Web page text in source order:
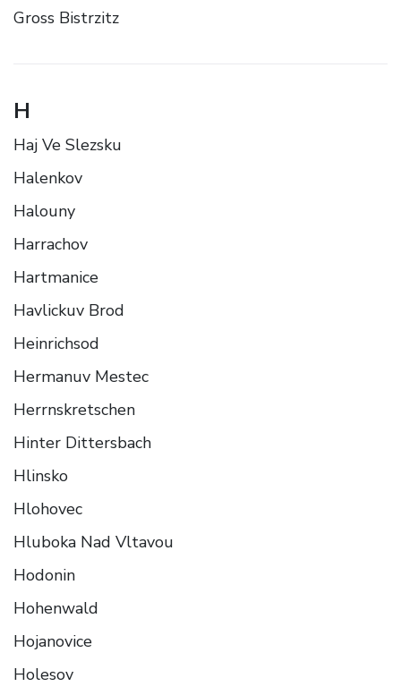
Gross Bistrzitz
H
Haj Ve Slezsku
Halenkov
Halouny
Harrachov
Hartmanice
Havlickuv Brod
Heinrichsod
Hermanuv Mestec
Herrnskretschen
Hinter Dittersbach
Hlinsko
Hlohovec
Hluboka Nad Vltavou
Hodonin
Hohenwald
Hojanovice
Holesov